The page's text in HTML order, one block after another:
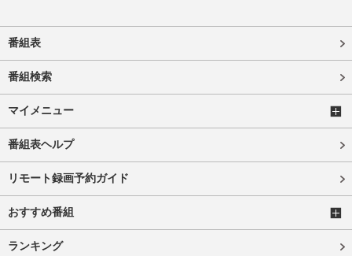
番組表
番組検索
マイメニュー
番組表ヘルプ
リモート録画予約ガイド
おすすめ番組
ランキング